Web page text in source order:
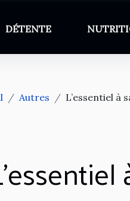
DÉTENTE
Autres L’essentiel à